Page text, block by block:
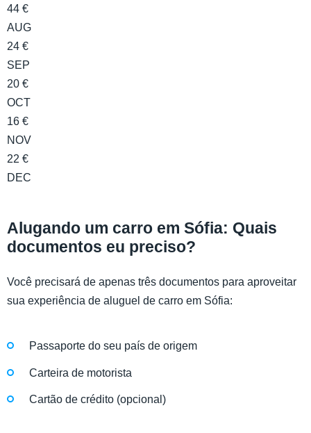
44 €
AUG
24 €
SEP
20 €
OCT
16 €
NOV
22 €
DEC
Alugando um carro em Sófia: Quais
documentos eu preciso?
Você precisará de apenas três documentos para aproveitar
sua experiência de aluguel de carro em Sófia:
Passaporte do seu país de origem
Carteira de motorista
Cartão de crédito (opcional)